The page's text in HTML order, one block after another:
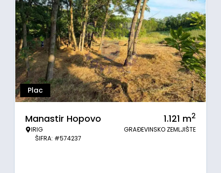
Plac
Manastir Hopovo
IRIG
ŠIFRA: #574237
1.121 m2
GRAĐEVINSKO ZEMLJIŠTE